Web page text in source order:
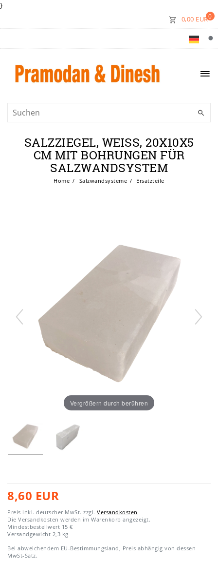
}
0
0,00 EUR
SALZZIEGEL, WEISS, 20X10X5 C
M MIT BOHRUNGEN FÜR S
ALZWANDSYSTEM
Home Salzwandsysteme Ersatzteile
Vergrößern durch berühren
8,60 EUR
Preis inkl. deutscher MwSt. zzgl. Versandkosten
Die Versandkosten werden im Warenkorb angezeigt.
Mindestbestellwert 15 €
Versandgewicht 2,3 kg
Bei abweichendem EU-Bestimmungsland, Preis abhängig von dessen
MwSt-Satz.